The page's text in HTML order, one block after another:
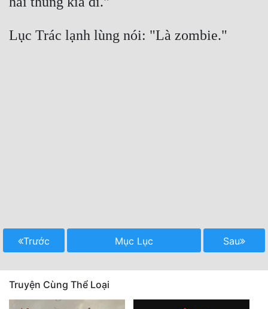
Lục Trác lạnh lùng nói: "Là zombie."
Trước Mục Lục Sau
Truyện Cùng Thể Loại